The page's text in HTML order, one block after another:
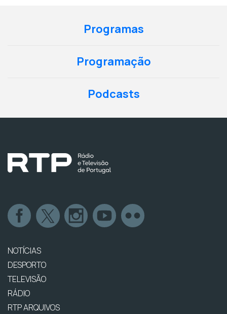
Programas
Programação
Podcasts
NOTÍCIAS
DESPORTO
TELEVISÃO
RÁDIO
RTP ARQUIVOS